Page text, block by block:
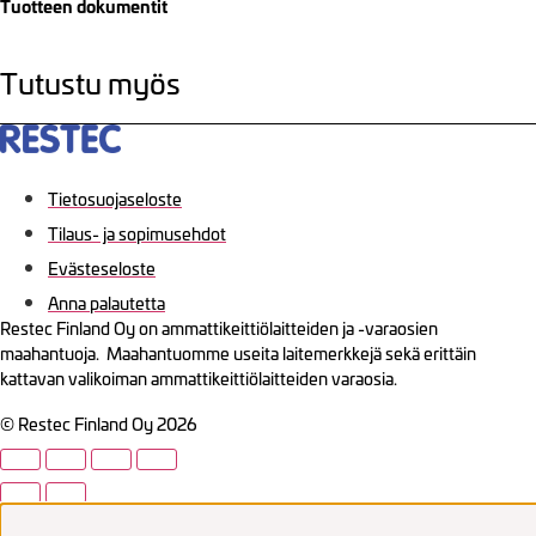
Tuotteen dokumentit
Tutustu myös
Tietosuojaseloste
Tilaus- ja sopimusehdot
Evästeseloste
Anna palautetta
Restec Finland Oy on ammattikeittiölaitteiden ja -varaosien
maahantuoja. Maahantuomme useita laitemerkkejä sekä erittäin
kattavan valikoiman ammattikeittiölaitteiden varaosia.
© Restec Finland Oy 2026